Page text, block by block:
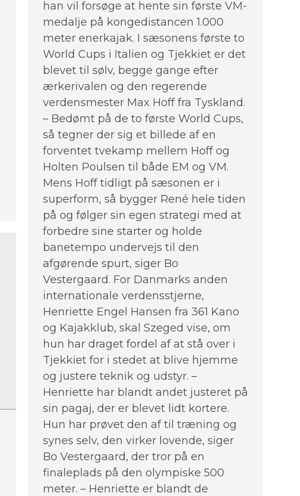
han vil forsøge at hente sin første VM-
medalje på kongedistancen 1.000
meter enerkajak. I sæsonens første to
World Cups i Italien og Tjekkiet er det
blevet til sølv, begge gange efter
ærkerivalen og den regerende
verdensmester Max Hoff fra Tyskland.
– Bedømt på de to første World Cups,
så tegner der sig et billede af en
forventet tvekamp mellem Hoff og
Holten Poulsen til både EM og VM.
Mens Hoff tidligt på sæsonen er i
superform, så bygger René hele tiden
på og følger sin egen strategi med at
forbedre sine starter og holde
banetempo undervejs til den
afgørende spurt, siger Bo
Vestergaard. For Danmarks anden
internationale verdensstjerne,
Henriette Engel Hansen fra 361 Kano
og Kajakklub, skal Szeged vise, om
hun har draget fordel af at stå over i
Tjekkiet for i stedet at blive hjemme
og justere teknik og udstyr. –
Henriette har blandt andet justeret på
sin pagaj, der er blevet lidt kortere.
Hun har prøvet den af til træning og
synes selv, den virker lovende, siger
Bo Vestergaard, der tror på en
finaleplads på den olympiske 500
meter. – Henriette er blandt de